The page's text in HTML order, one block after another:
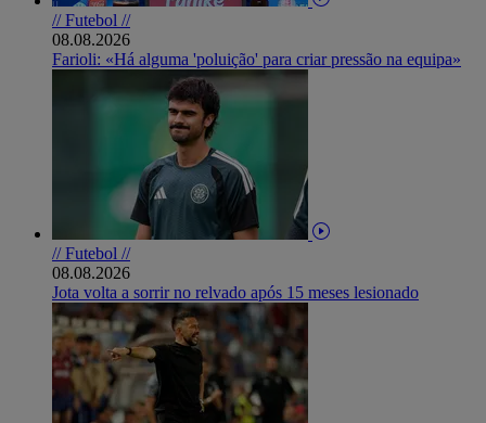
// Futebol //
08.08.2026
Farioli: «Há alguma 'poluição' para criar pressão na equipa»
// Futebol //
08.08.2026
Jota volta a sorrir no relvado após 15 meses lesionado